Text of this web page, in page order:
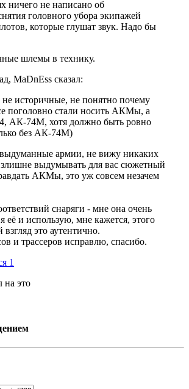
ничего не написано об
головного убора экипажей
которые глушат звук. Надо бы
шлемы в технику.
MaDnEss сказал:
историчные, не понятно почему
поголовно стали носить АКМы, а
АК-74М, хотя должно быть ровно
без АК-74М)
армии, не вижу никаких
выдумывать для вас сюжетный
АКМы, это уж совсем незачем
снаряги - мне она очень
её и использую, мне кажется, этого
это аутентично.
и трассеров исправлю, спасибо.
1
на это